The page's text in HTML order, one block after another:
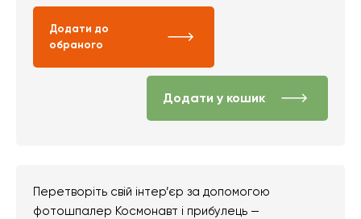
Додати до
обраного
Додати у кошик
Перетворіть свій інтер’єр за допомогою
фотошпалер Космонавт і прибулець —